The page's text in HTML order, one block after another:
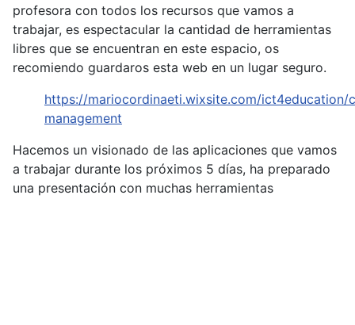
profesora con todos los recursos que vamos a
trabajar, es espectacular la cantidad de herramientas
libres que se encuentran en este espacio, os
recomiendo guardaros esta web en un lugar seguro.
https://mariocordinaeti.wixsite.com/ict4education/
management
Hacemos un visionado de las aplicaciones que vamos
a trabajar durante los próximos 5 días, ha preparado
una presentación con muchas herramientas